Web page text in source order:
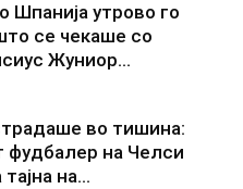
Шпанија утрово го
се чекаше со
Жуниор...
во тишина:
фудбалер на Челси
на...